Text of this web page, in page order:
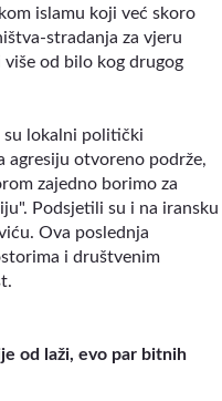
islamu koji već skoro
stradanja za vjeru
od bilo kog drugog
su lokalni politički
agresiju otvoreno podrže,
zajedno borimo za
Podsjetili su i na iransku
Ova poslednja
i društvenim
od laži, evo par bitnih